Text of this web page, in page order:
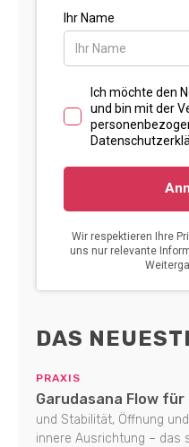
DAS
PRAXIS
Garudasana Flow
und Stabilität, Öffnung
innere Ausrichtung – das